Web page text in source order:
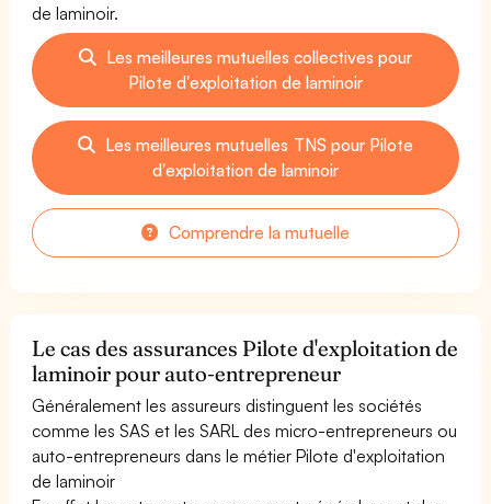
de laminoir.
Les meilleures mutuelles collectives pour
Pilote d'exploitation de laminoir
Les meilleures mutuelles TNS pour Pilote
d'exploitation de laminoir
Comprendre la mutuelle
Le cas des assurances Pilote d'exploitation de
laminoir pour auto-entrepreneur
Généralement les assureurs distinguent les sociétés
comme les SAS et les SARL des micro-entrepreneurs ou
auto-entrepreneurs dans le métier Pilote d'exploitation
de laminoir